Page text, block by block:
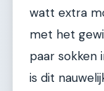
watt extra
met het
paar sokken
is dit